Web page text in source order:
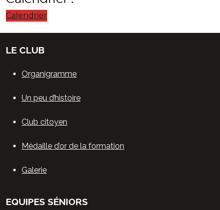
Calendrier
LE CLUB
Organigramme
Un peu d’histoire
Club citoyen
Médaille d’or de la formation
Galerie
EQUIPES SÉNIORS